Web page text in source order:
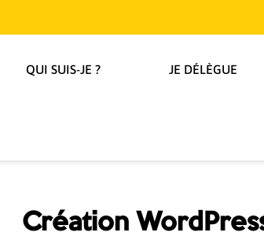
QUI SUIS-JE ? JE DÉLÈGUE
Création